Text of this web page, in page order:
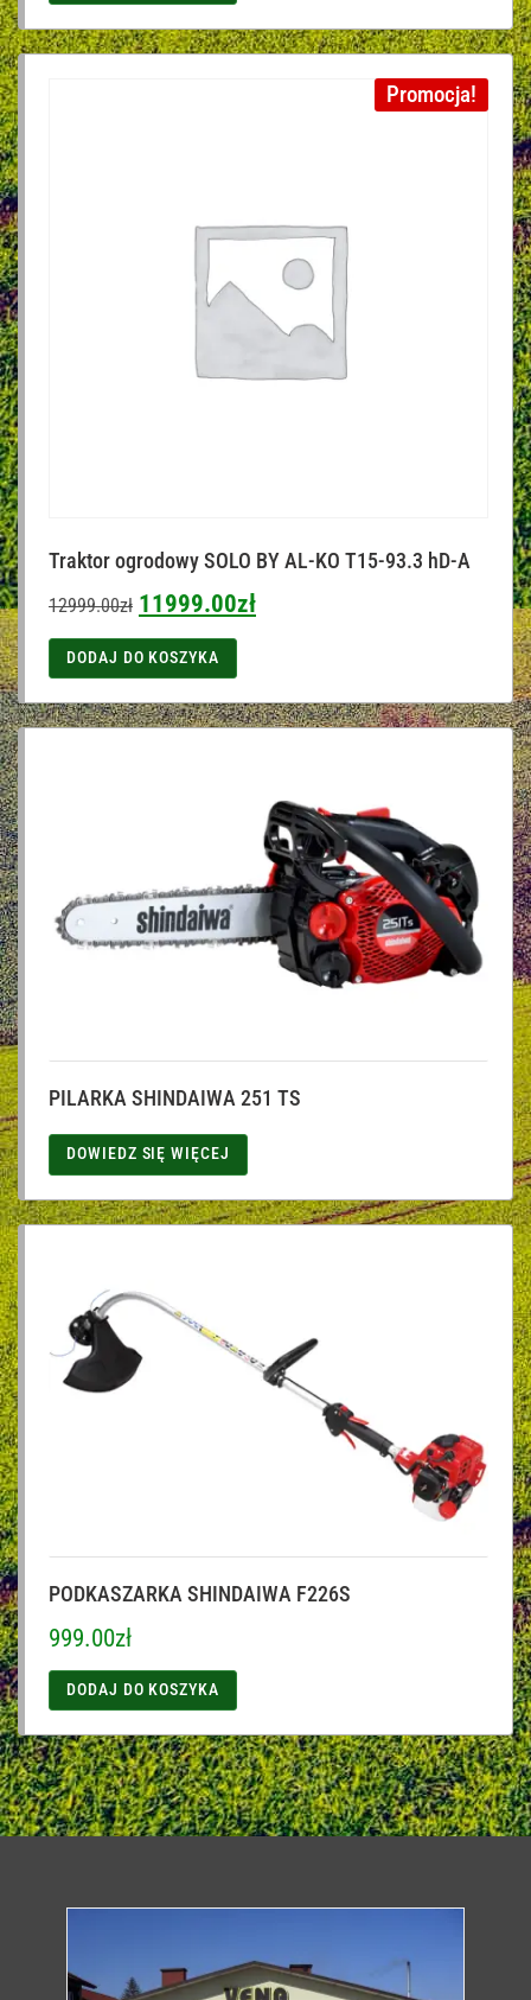
Promocja!
Traktor ogrodowy SOLO BY AL-KO T15-93.3 hD-A
12999.00zł 11999.00zł
DODAJ DO KOSZYKA
PILARKA SHINDAIWA 251 TS
DOWIEDZ SIĘ WIĘCEJ
PODKASZARKA SHINDAIWA F226S
999.00zł
DODAJ DO KOSZYKA